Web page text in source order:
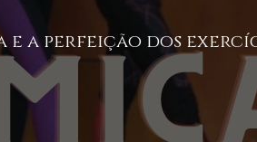
e a perfeição dos